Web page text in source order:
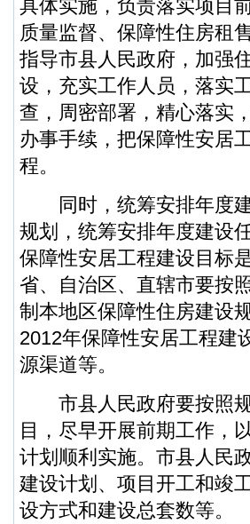
具体实施，负责落实项目
质量监督、保障性住房租
指导市县人民政府，加强
设，充实工作人员，落实
查，周密部署，精心落实
办事手续，把保障性安居
程。
同时，统筹安排年度建
规划，统筹安排年度建设
保障性安居工程建设目标
省、自治区、直辖市要按
制本地区保障性住房建设
2012年保障性安居工程建
源渠道等。
市县人民政府要按照规
目，尽早开展前期工作，
计划顺利实施。市县人民
建设计划、项目开工和竣
设方式和建设总套数等。